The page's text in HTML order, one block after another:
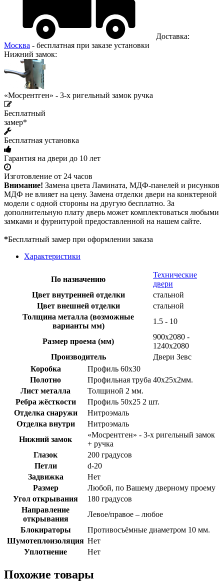
Доставка:
Москва - бесплатная при заказе установки
Нижний замок:
«Мосрентген» - 3-х ригельный замок ручка
Бесплатный
замер*
Бесплатная установка
Гарантия на двери до 10 лет
Изготовление от 24 часов
Внимание! Замена цвета Ламината, МДФ-панелей и рисунков
МДФ не влияет на цену. Замена отделки двери на конктерной
модели с одной стороны на другую бесплатно. За
дополнительную плату дверь может комплектоваться любыми
замками и фурнитурой предоставленной на нашем сайте.
*Бесплатный замер при оформлении заказа
Характеристики
По назначению
Технические
двери
Цвет внутренней отделки
стальной
Цвет внешней отделки
стальной
Толщина металла (возможные
варианты мм)
1.5 - 10
Размер проема (мм)
900х2080 -
1240х2080
Производитель
Двери Зевс
Коробка
Профиль 60х30
Полотно
Профильная труба 40х25х2мм.
Лист металла
Толщиной 2 мм.
Ребра жёсткости
Профиль 50х25 2 шт.
Отделка снаружи
Нитроэмаль
Отделка внутри
Нитроэмаль
Нижний замок
«Мосрентген» - 3-х ригельный замок
+ ручка
Глазок
200 градусов
Петли
d-20
Задвижка
Нет
Размер
Любой, по Вашему дверному проему
Угол открывания
180 градусов
Направление
открывания
Левое/правое – любое
Блокираторы
Противосъёмные диаметром 10 мм.
Шумотеплоизоляция Нет
Уплотнение
Нет
Похожие товары